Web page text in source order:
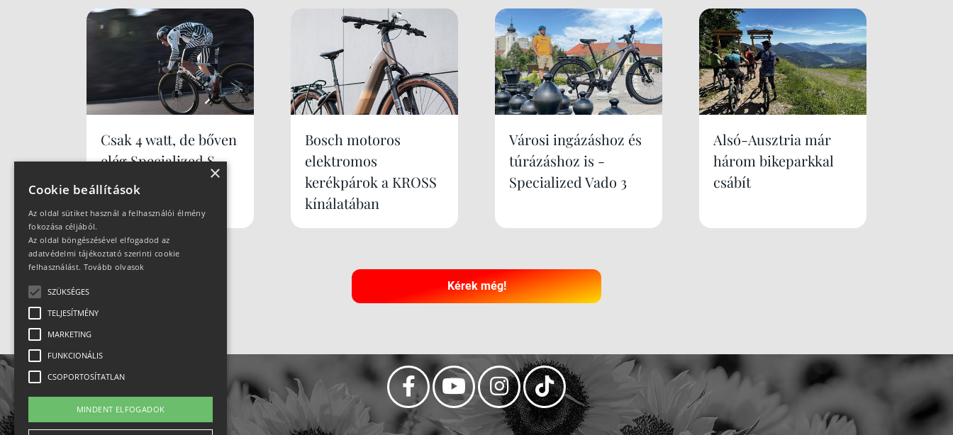
Csak 4 watt, de bőven
elég Specialized S-
Works Tarmac SL9
Bosch motoros
elektromos
kerékpárok a KROSS
kínálatában
Városi ingázáshoz és
túrázáshoz is -
Specialized Vado 3
Alsó-Ausztria már
három bikeparkkal
csábít
Kérek még!
×
Cookie beállítások
Az oldal sütiket használ a felhasználói élmény
fokozása céljából.
Az oldal böngészésével elfogadod az
adatvédelmi tájékoztató szerinti cookie
felhasználást. Tovább olvasok
SZÜKSÉGES
TELJESÍTMÉNY
MARKETING
FUNKCIONÁLIS
CSOPORTOSÍTATLAN
MINDENT ELFOGADOK